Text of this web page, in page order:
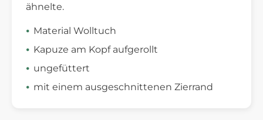
ähnelte.
Material Wolltuch
Kapuze am Kopf aufgerollt
ungefüttert
mit einem ausgeschnittenen Zierrand